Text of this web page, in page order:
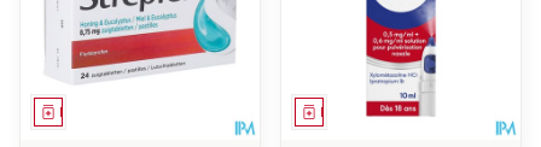
Médicament Médicament